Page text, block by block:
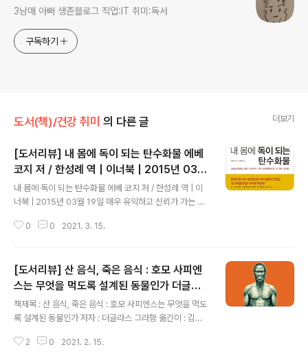
3남매 아빠 생존블로그 직업:IT 취미:독서
구독하기
도서(책)/건강 취미 의 다른 글 더보기
[도서리뷰] 내 몸에 독이 되는 탄수화물 에베
코지 저 / 한성례 역 | 이너북 | 2015년 03월
19일
내 몸에 독이 되는 탄수화물 에베 코지 저 / 한성례 역 | 이
너북 | 2015년 03월 19일 매우 유익하고 신뢰가 가는 책
입원도 하셨고, 여차하면 반신불수되실 뻔하셨고, 약을 꾸
제 없거나 간간히 걷기나 가벼운 근력운동으로 지킬 수 있
을 거란 생각을 했었는데, 심각할 수도 있겠다는 염려증이
생겼다. 그래서 관련 책을 몇 권 연이어 읽어나가게 되었다.
그러면서 공통된 해결책이, 이전에 알던 상식과는 다른 양
상이 펼쳐졌기 때문에 더 관심이 가고, 심각성을 깨닫게 되
었다는 것이다. 간단하게 저탄고지 식단이 필요하단 것이
0 0 2021. 3. 15.
[도서리뷰] 산 음식, 죽은 음식 : 호모 사피엔
스는 무엇을 먹도록 설계된 동물인가 더글라
스 그라함 저 / 김진영,강신원 역 | 사이몬북스
| 2020년 03월 15일
책제목 : 산 음식, 죽은 음식 : 호모 사피엔스는 무엇을 먹도
록 설계된 동물인가 저자 : 더글라스 그라함 옮긴이 : 김진
일 구구절절 옳은 소리다. 지금껏 알고 있는 것에 대해 바로
2 0 2021. 2. 15.